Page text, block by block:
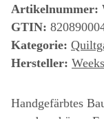
Artikelnummer:
GTIN:
Kategorie:
Hersteller:
Handgefärbtes